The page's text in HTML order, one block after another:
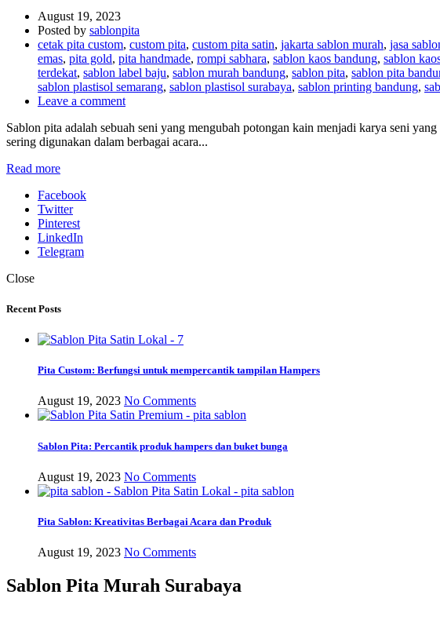
August 19, 2023
Posted by sablonpita
cetak pita custom, custom pita, custom pita satin, jakarta sablon murah, jasa
emas, pita gold, pita handmade, rompi sabhara, sablon kaos bandung, sablon
terdekat, sablon label baju, sablon murah bandung, sablon pita, sablon pita
sablon plastisol semarang, sablon plastisol surabaya, sablon printing bandung,
Leave a comment
Sablon pita adalah sebuah seni yang mengubah potongan kain menjadi karya seni
sering digunakan dalam berbagai acara...
Read more
Facebook
Twitter
Pinterest
LinkedIn
Telegram
Close
Recent Posts
Pita Custom: Berfungsi untuk mempercantik tampilan Hampers
August 19, 2023 No Comments
Sablon Pita: Percantik produk hampers dan buket bunga
August 19, 2023 No Comments
Pita Sablon: Kreativitas Berbagai Acara dan Produk
August 19, 2023 No Comments
Sablon Pita Murah Surabaya